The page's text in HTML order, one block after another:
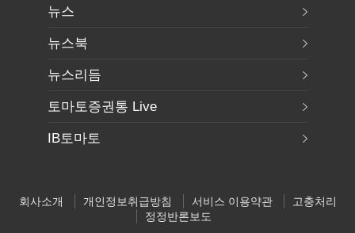
뉴스
뉴스북
뉴스리듬
토마토증권통 Live
IB토마토
회사소개 개인정보취급방침 서비스 이용약관
고충처리
정정반론보도